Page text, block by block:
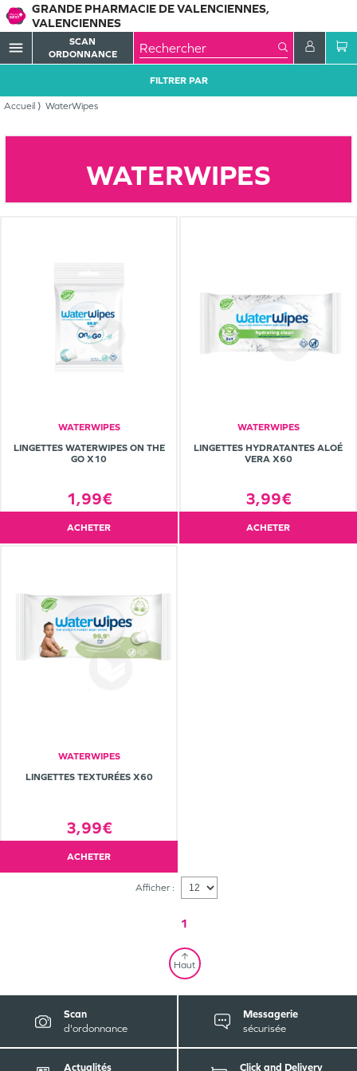
GRANDE PHARMACIE DE VALENCIENNES,
VALENCIENNES
menu
SCAN
ORDONNANCE
Accueil WaterWipes
FILTRER PAR
WATERWIPES
WATERWIPES
LINGETTES WATERWIPES ON THE
GO X10
1,99€
ACHETER
WATERWIPES
LINGETTES HYDRATANTES ALOÉ
VERA X60
3,99€
ACHETER
WATERWIPES
LINGETTES TEXTURÉES X60
3,99€
ACHETER
Afficher :
1
Haut
Scan
d'ordonnance
Messagerie
sécurisée
Actualités
Click and Delivery